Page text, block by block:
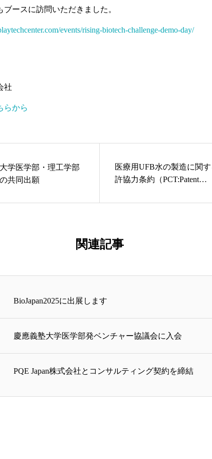
ースに訪問いただきました。
events/rising-biotech-challenge-demo-day/
社
らから
学医学部・理工学部
共同出願
医療用UFB水の製造に関
許協力条約（PCT:Patent
際出願
関連記事
BioJapan2025に出展します
慶應義塾大学医学部発ベンチャー協議会に入会
PQE Japan株式会社とコンサルティング契約を締結